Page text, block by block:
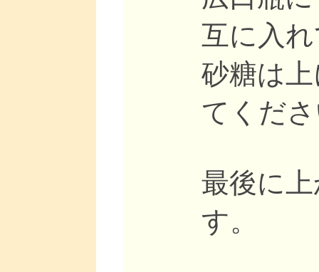
互に入
砂糖は
てくだ
最後に
す。